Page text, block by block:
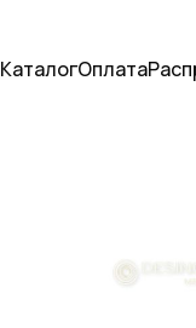
КаталогОплата